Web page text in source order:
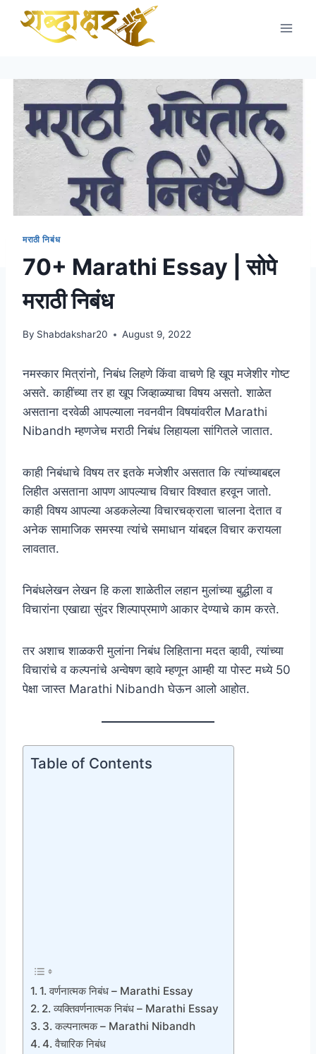
मराठी निबंध
70+ Marathi Essay | सोपे
मराठी निबंध
By Shabdakshar20 August 9, 2022
नमस्कार मित्रांनो, निबंध लिहणे किंवा वाचणे हि खूप मजेशीर गोष्ट
असते. काहींच्या तर हा खूप जिव्हाळ्याचा विषय असतो. शाळेत
असताना दरवेळी आपल्याला नवनवीन विषयांवरील Marathi
Nibandh म्हणजेच मराठी निबंध लिहायला सांगितले जातात.
काही निबंधाचे विषय तर इतके मजेशीर असतात कि त्यांच्याबद्दल
लिहीत असताना आपण आपल्याच विचार विश्वात हरवून जातो.
काही विषय आपल्या अडकलेल्या विचारचक्राला चालना देतात व
अनेक सामाजिक समस्या त्यांचे समाधान यांबद्दल विचार करायला
लावतात.
निबंधलेखन लेखन हि कला शाळेतील लहान मुलांच्या बुद्धीला व
विचारांना एखाद्या सुंदर शिल्पाप्रमाणे आकार देण्याचे काम करते.
तर अशाच शाळकरी मुलांना निबंध लिहिताना मदत व्हावी, त्यांच्या
विचारांचे व कल्पनांचे अन्वेषण व्हावे म्हणून आम्ही या पोस्ट मध्ये 50
पेक्षा जास्त Marathi Nibandh घेऊन आलो आहोत.
Table of Contents
1. वर्णनात्मक निबंध – Marathi Essay
2. व्यक्तिवर्णनात्मक निबंध – Marathi Essay
3. कल्पनात्मक – Marathi Nibandh
4. वैचारिक निबंध